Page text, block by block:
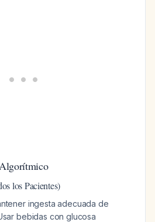
los Pacientes)
ingesta adecuada de
bebidas con glucosa